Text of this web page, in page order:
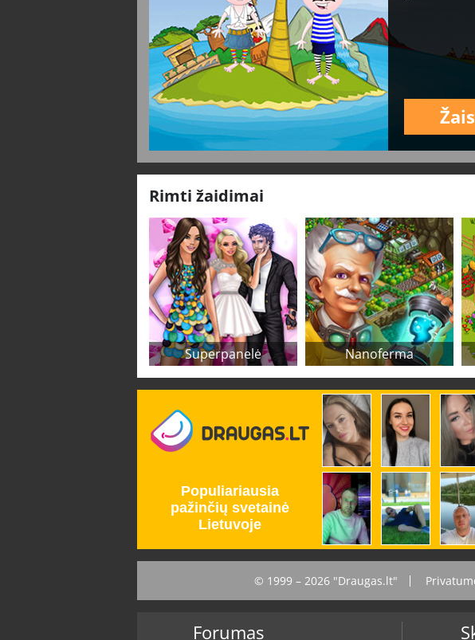
Rimti žaidimai
Superpanelė Nanoferma
© 1999 – 2026 "Draugas.lt"
Forumas